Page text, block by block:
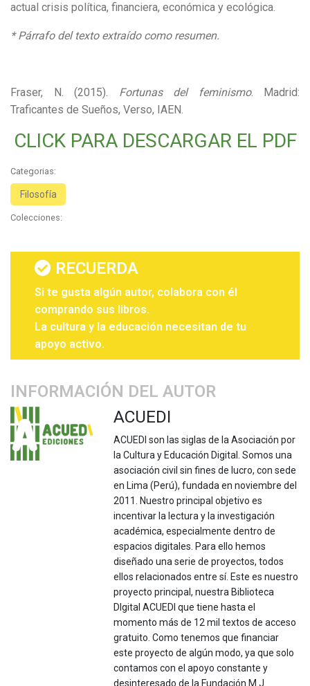
actual crisis política, financiera, económica y ecológica.
* Párrafo del texto extraído como resumen.
Fraser, N. (2015). Fortunas del feminismo. Madrid:
Traficantes de Sueños, Verso, IAEN.
CLICK PARA DESCARGAR EL PDF
Categorias:
Filosofía
Colecciones:
RECUERDA
Si te gusta algún autor, colabora con él
comprando sus libros.
La cultura y la educación necesitan de tu
apoyo activo.
INFORMACIÓN DEL AUTOR
ACUEDI
ACUEDI son las siglas de la Asociación por
la Cultura y Educación Digital. Somos una
asociación civil sin fines de lucro, con sede
en Lima (Perú), fundada en noviembre del
2011. Nuestro principal objetivo es
incentivar la lectura y la investigación
académica, especialmente dentro de
espacios digitales. Para ello hemos
diseñado una serie de proyectos, todos
ellos relacionados entre sí. Este es nuestro
proyecto principal, nuestra Biblioteca
DIgital ACUEDI que tiene hasta el
momento más de 12 mil textos de acceso
gratuito. Como tenemos que financiar
este proyecto de algún modo, ya que solo
contamos con el apoyo constante y
desinteresado de la Fundación M.J.